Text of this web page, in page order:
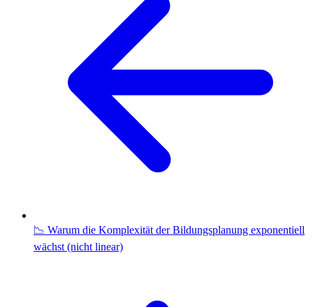
📉 Warum die Komplexität der Bildungsplanung exponentiell
wächst (nicht linear)